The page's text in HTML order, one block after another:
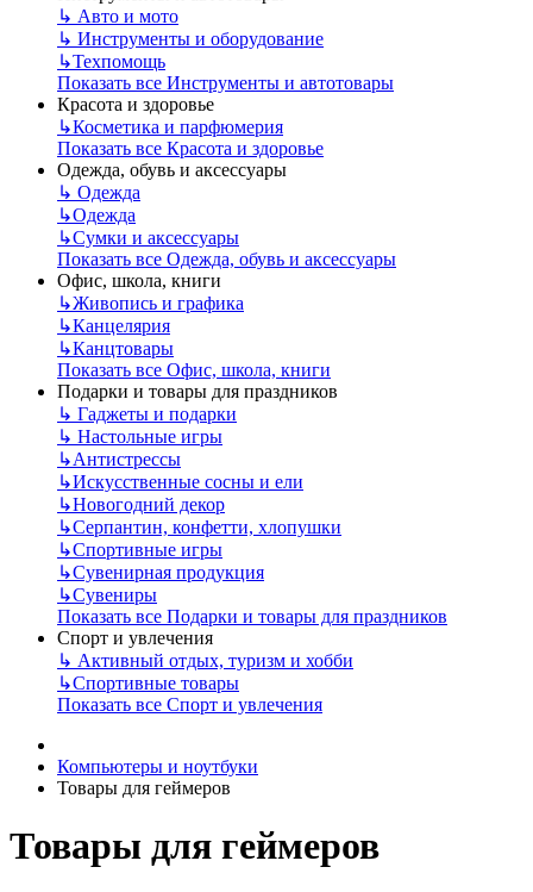
↳ Авто и мото
↳ Инструменты и оборудование
↳Техпомощь
Показать все Инструменты и автотовары
Красота и здоровье
↳Косметика и парфюмерия
Показать все Красота и здоровье
Одежда, обувь и аксессуары
↳ Одежда
↳Одежда
↳Сумки и аксессуары
Показать все Одежда, обувь и аксессуары
Офис, школа, книги
↳Живопись и графика
↳Канцелярия
↳Канцтовары
Показать все Офис, школа, книги
Подарки и товары для праздников
↳ Гаджеты и подарки
↳ Настольные игры
↳Антистрессы
↳Искусственные сосны и ели
↳Новогодний декор
↳Серпантин, конфетти, хлопушки
↳Спортивные игры
↳Сувенирная продукция
↳Сувениры
Показать все Подарки и товары для праздников
Спорт и увлечения
↳ Активный отдых, туризм и хобби
↳Спортивные товары
Показать все Спорт и увлечения
Компьютеры и ноутбуки
Товары для геймеров
Товары для геймеров